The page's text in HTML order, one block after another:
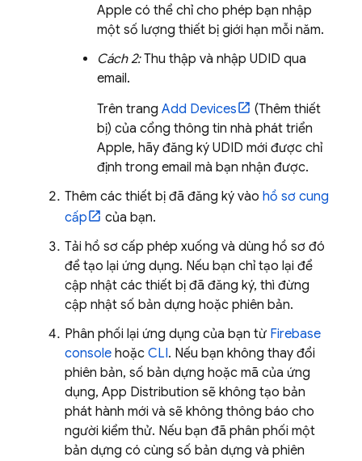
Apple có thể chỉ cho phép bạn nhập
một số lượng thiết bị giới hạn mỗi năm.
Cách 2:Thu thập và nhập UDID qua
email.
Trên trang Add Devices
(Thêm thiết
bị) của cổng thông tin nhà phát triển
Apple, hãy đăng ký UDID mới được chỉ
định trong email mà bạn nhận được.
Thêm các thiết bị đã đăng ký vào hồ sơ cung
cấp
của bạn.
Tải hồ sơ cấp phép xuống và dùng hồ sơ đó
để tạo lại ứng dụng. Nếu bạn chỉ tạo lại để
cập nhật các thiết bị đã đăng ký, thì đừng
cập nhật số bản dựng hoặc phiên bản.
Phân phối lại ứng dụng của bạn từ Firebase
console hoặc CLI. Nếu bạn không thay đổi
phiên bản, số bản dựng hoặc mã của ứng
dụng, App Distribution sẽ không tạo bản
phát hành mới và sẽ không thông báo cho
người kiểm thử. Nếu bạn đã phân phối một
bản dựng có cùng số bản dựng và phiên